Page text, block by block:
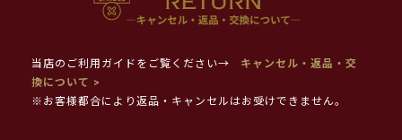
当店のご利用ガイドをご覧ください→
キャンセル・返品・交
換について >
※お客様都合により返品・キャンセルはお受けできません。